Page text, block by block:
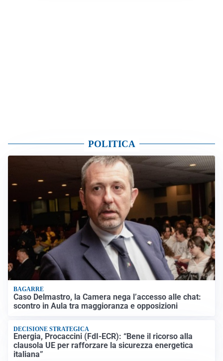
POLITICA
BAGARRE
Caso Delmastro, la Camera nega l’accesso alle chat:
scontro in Aula tra maggioranza e opposizioni
DECISIONE STRATEGICA
Energia, Procaccini (FdI-ECR): “Bene il ricorso alla
clausola UE per rafforzare la sicurezza energetica
italiana”